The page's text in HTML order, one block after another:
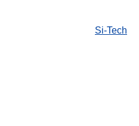
Si-Tech